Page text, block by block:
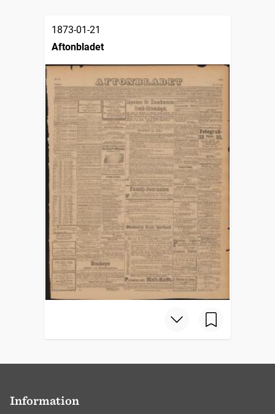
1873-01-21
Aftonbladet
Information